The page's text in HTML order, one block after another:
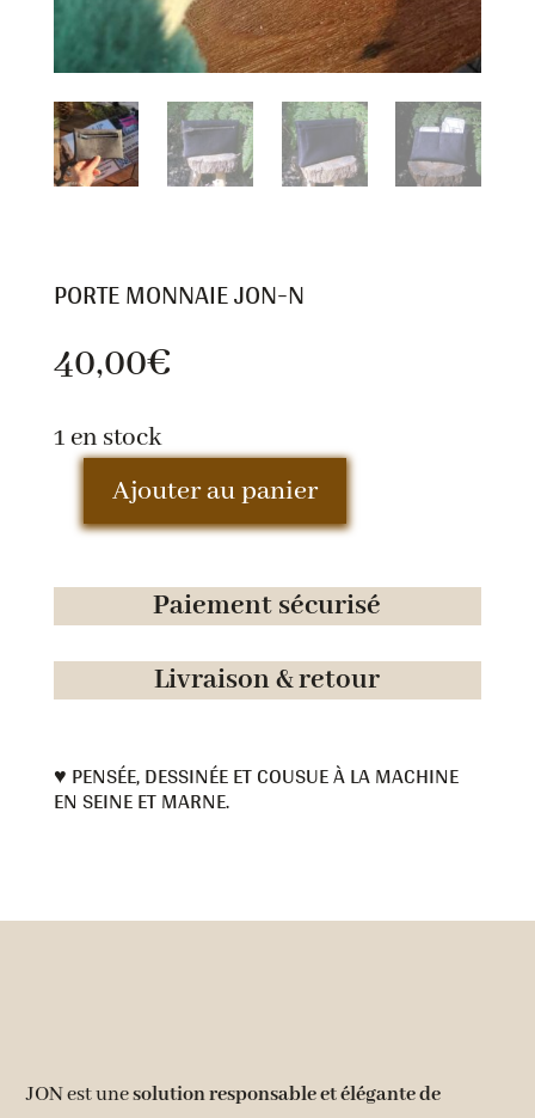
PORTE MONNAIE JON-N
40,00€
1 en stock
quantité
Porte
monnaie
JON-
N
Ajouter au panier
Paiement sécurisé
Livraison & retour
♥ PENSÉE, DESSINÉE ET COUSUE À LA MACHINE
EN SEINE ET MARNE.
JON est unesolution responsable et élégante de